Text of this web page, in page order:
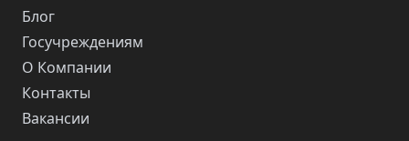
Блог
Госучреждениям
О Компании
Контакты
Вакансии